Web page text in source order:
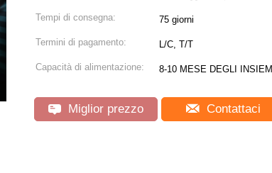
Tempi di consegna: 75 giorni
Termini di pagamento: L/C, T/T
Capacità di alimentazione: 8-10 MESE DEGLI INSIEMI
Miglior prezzo Contattaci